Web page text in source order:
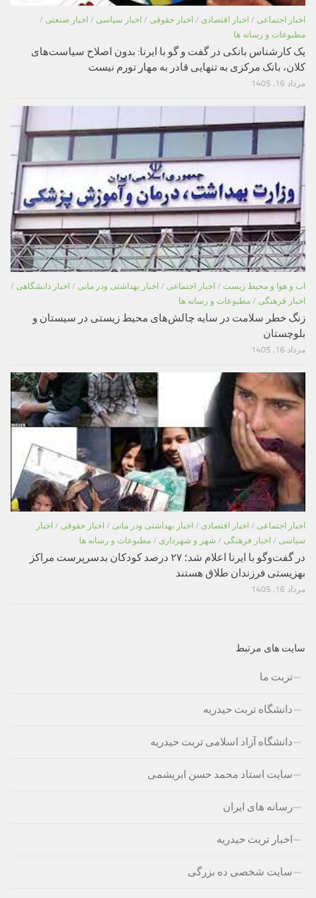
اخبار اجتماعی / اخبار اقتصادی / اخبار حقوقی / اخبار سیاسی / اخبار صنعتی /
مطبوعات و رسانه ها
یک کارشناس بانکی در گفت و گو با ایرنا: بدون اصلاح سیاست‌های
کلان، بانک مرکزی به تنهایی قادر به مهار تورم نیست
مرداد 16, 1405
اب و هوا و محیط زیست / اخبار اجتماعی / اخبار بهداشتی ودر مانی / اخبار دانشگاهی /
اخبار فرهنگی / مطبوعات و رسانه ها
زنگ خطر سلامت در سایه چالش‌های محیط زیستی در سیستان و
بلوچستان
مرداد 16, 1405
اخبار اجتماعی / اخبار اقتصادی / اخبار بهداشتی ودر مانی / اخبار حقوقی / اخبار
سیاسی / اخبار فرهنگی / شهر و شهرداری / مطبوعات و رسانه ها
در گفت‌وگو با ایرنا اعلام شد؛ ۲۷ درصد کودکان بدسرپرست مراکز
بهزیستی فرزندان طلاق هستند
مرداد 16, 1405
سایت های مرتبط
تربت ما
دانشگاه تربت حیدریه
دانشگاه آزاد اسلامی تربت حیدریه
سایت استاد محمد حسن ابریشمی
رسانه های ایران
اخبار تربت حیدریه
سایت شخصی ده بزرگی